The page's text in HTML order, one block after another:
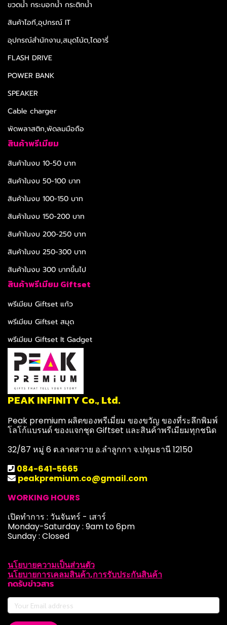
ขวดน้ำ กระบอกน้ำ กระติกน้ำ
สินค้าไอที,อุปกรณ์ IT
อุปกรณ์สำนักงาน,สมุดโน้ต,ไดอารี่
FLASH DRIVE
POWER BANK
SPEAKER
Cable charger
พัดพลาสติก,พัดลมมือถือ
สินค้าพรีเมียม
สินค้าในงบ 10-50 บาท
สินค้าในงบ 50-100 บาท
สินค้าในงบ 100-150 บาท
สินค้าในงบ 150-200 บาท
สินค้าในงบ 200-250 บาท
สินค้าในงบ 250-300 บาท
สินค้าในงบ 300 บาทขึ้นไป
สินค้าพรีเมียม Giftset
พรีเมียม Giftset แก้ว
พรีเมียม Giftset สมุด
พรีเมียม Giftset It Gadget
PEAK INFINITY Co., Ltd.
Peak premium ผลิตของพรีเมี่ยม ของขวัญ ของที่ระลึกพิมพ์
โลโก้แบรนด์ ของแจกชุด Giftset และสินค้าพรีเมียมทุกชนิด
32/87 หมู่ 6 ต.ลาดสวาย อ.ลำลูกกา จ.ปทุมธานี 12150
084-641-5665
peakpremium.co@gmail.com
WORKING HOURS
เปิดทำการ : วันจันทร์ - เสาร์
Monday-Saturday : 9am to 6pm
Sunday : Closed
นโยบายความเป็นส่วนตัว
นโยบายการเคลมสินค้า,การรับประกันสินค้า
กดรับข่าวสาร